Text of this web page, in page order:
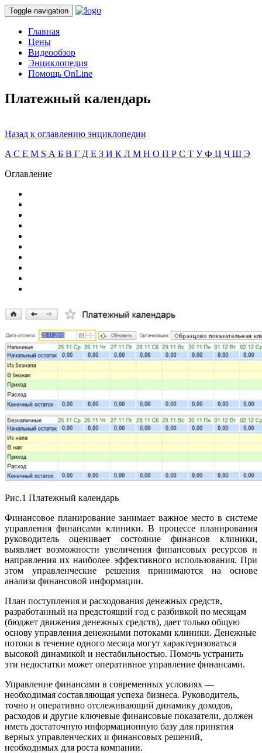
Toggle navigation
Главная
Цены
Видеообзор
Энциклопедия
Помощь OnLine
Платежный календарь
Назад к оглавлению энциклопедии
A C E M S А Б В Г Д Е З И К Л М Н О П Р С Т УФ Ц Ч Ш Э
Оглавление
Рис.1 Платежный календарь
Финансовое планирование занимает важное место в системе
управления финансами клиники. В процессе планирования
руководитель оценивает состояние финансов клиники,
выявляет возможности увеличения финансовых ресурсов и
направления их наиболее эффективного использования. При
этом управленческие решения принимаются на основе
анализа финансовой информации.
План поступления и расходования денежных средств,
разработанный на предстоящий год с разбивкой по месяцам
(бюджет движения денежных средств), дает только общую
основу управления денежными потоками клиники. Денежные
потоки в течение одного месяца могут характеризоваться
высокой динамикой и нестабильностью. Помочь устранить
эти недостатки может оперативное управление финансами.
Управление финансами в современных условиях —
необходимая составляющая успеха бизнеса. Руководитель,
точно и оперативно отслеживающий динамику доходов,
расходов и другие ключевые финансовые показатели, должен
иметь достаточную информационную базу для принятия
верных управленческих и финансовых решений,
необходимых для роста компании.